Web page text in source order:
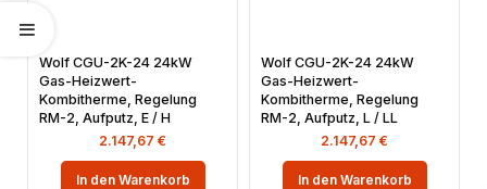
Wolf CGU-2K-24 24kW
Gas-Heizwert-
Kombitherme, Regelung
RM-2, Aufputz, E / H
2.147,67 €
In den Warenkorb
Wolf CGU-2K-24 24kW
Gas-Heizwert-
Kombitherme, Regelung
RM-2, Aufputz, L / LL
2.147,67 €
In den Warenkorb